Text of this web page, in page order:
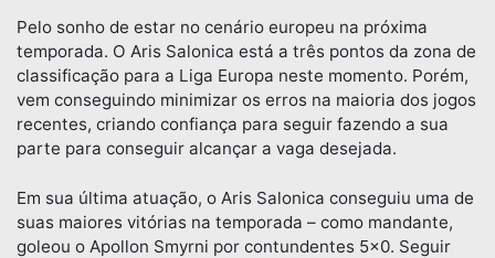
Pelo sonho de estar no cenário europeu na próxima
temporada. O Aris Salonica está a três pontos da zona de
classificação para a Liga Europa neste momento. Porém,
vem conseguindo minimizar os erros na maioria dos jogos
recentes, criando confiança para seguir fazendo a sua
parte para conseguir alcançar a vaga desejada.
Em sua última atuação, o Aris Salonica conseguiu uma de
suas maiores vitórias na temporada – como mandante,
goleou o Apollon Smyrni por contundentes 5×0. Seguir